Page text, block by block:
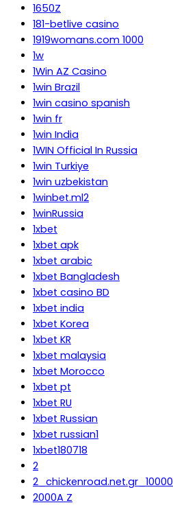
1650Z
181-betlive casino
1919womans.com 1000
1w
1Win AZ Casino
1win Brazil
1win casino spanish
1win fr
1win India
1WIN Official In Russia
1win Turkiye
1win uzbekistan
1winbet.ml2
1winRussia
1xbet
1xbet apk
1xbet arabic
1xbet Bangladesh
1xbet casino BD
1xbet india
1xbet Korea
1xbet KR
1xbet malaysia
1xbet Morocco
1xbet pt
1xbet RU
1xbet Russian
1xbet russian1
1xbet180718
2
2_chickenroad.net.gr_10000
2000A Z